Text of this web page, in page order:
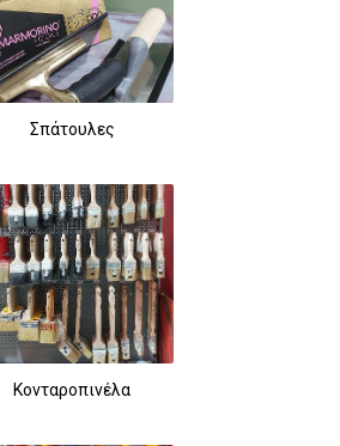
Σπάτουλες
Κονταροπινέλα